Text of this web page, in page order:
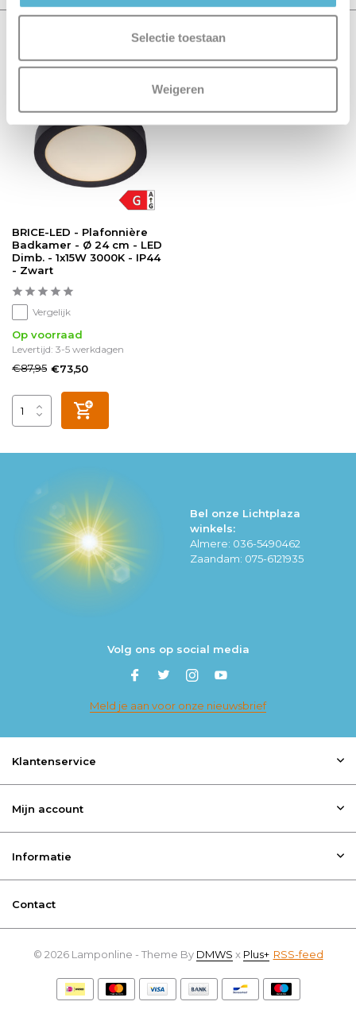
Selectie toestaan
Weigeren
BRICE-LED - Plafonnière
Badkamer - Ø 24 cm - LED
Dimb. - 1x15W 3000K - IP44
- Zwart
Vergelijk
Op voorraad
Levertijd: 3-5 werkdagen
€87,95 €73,50
Bel onze Lichtplaza
winkels:
Almere: 036-5490462
Zaandam: 075-6121935
Volg ons op social media
Meld je aan voor onze nieuwsbrief
Klantenservice
Mijn account
Informatie
Contact
© 2026 Lamponline - Theme By DMWS x Plus+ RSS-feed